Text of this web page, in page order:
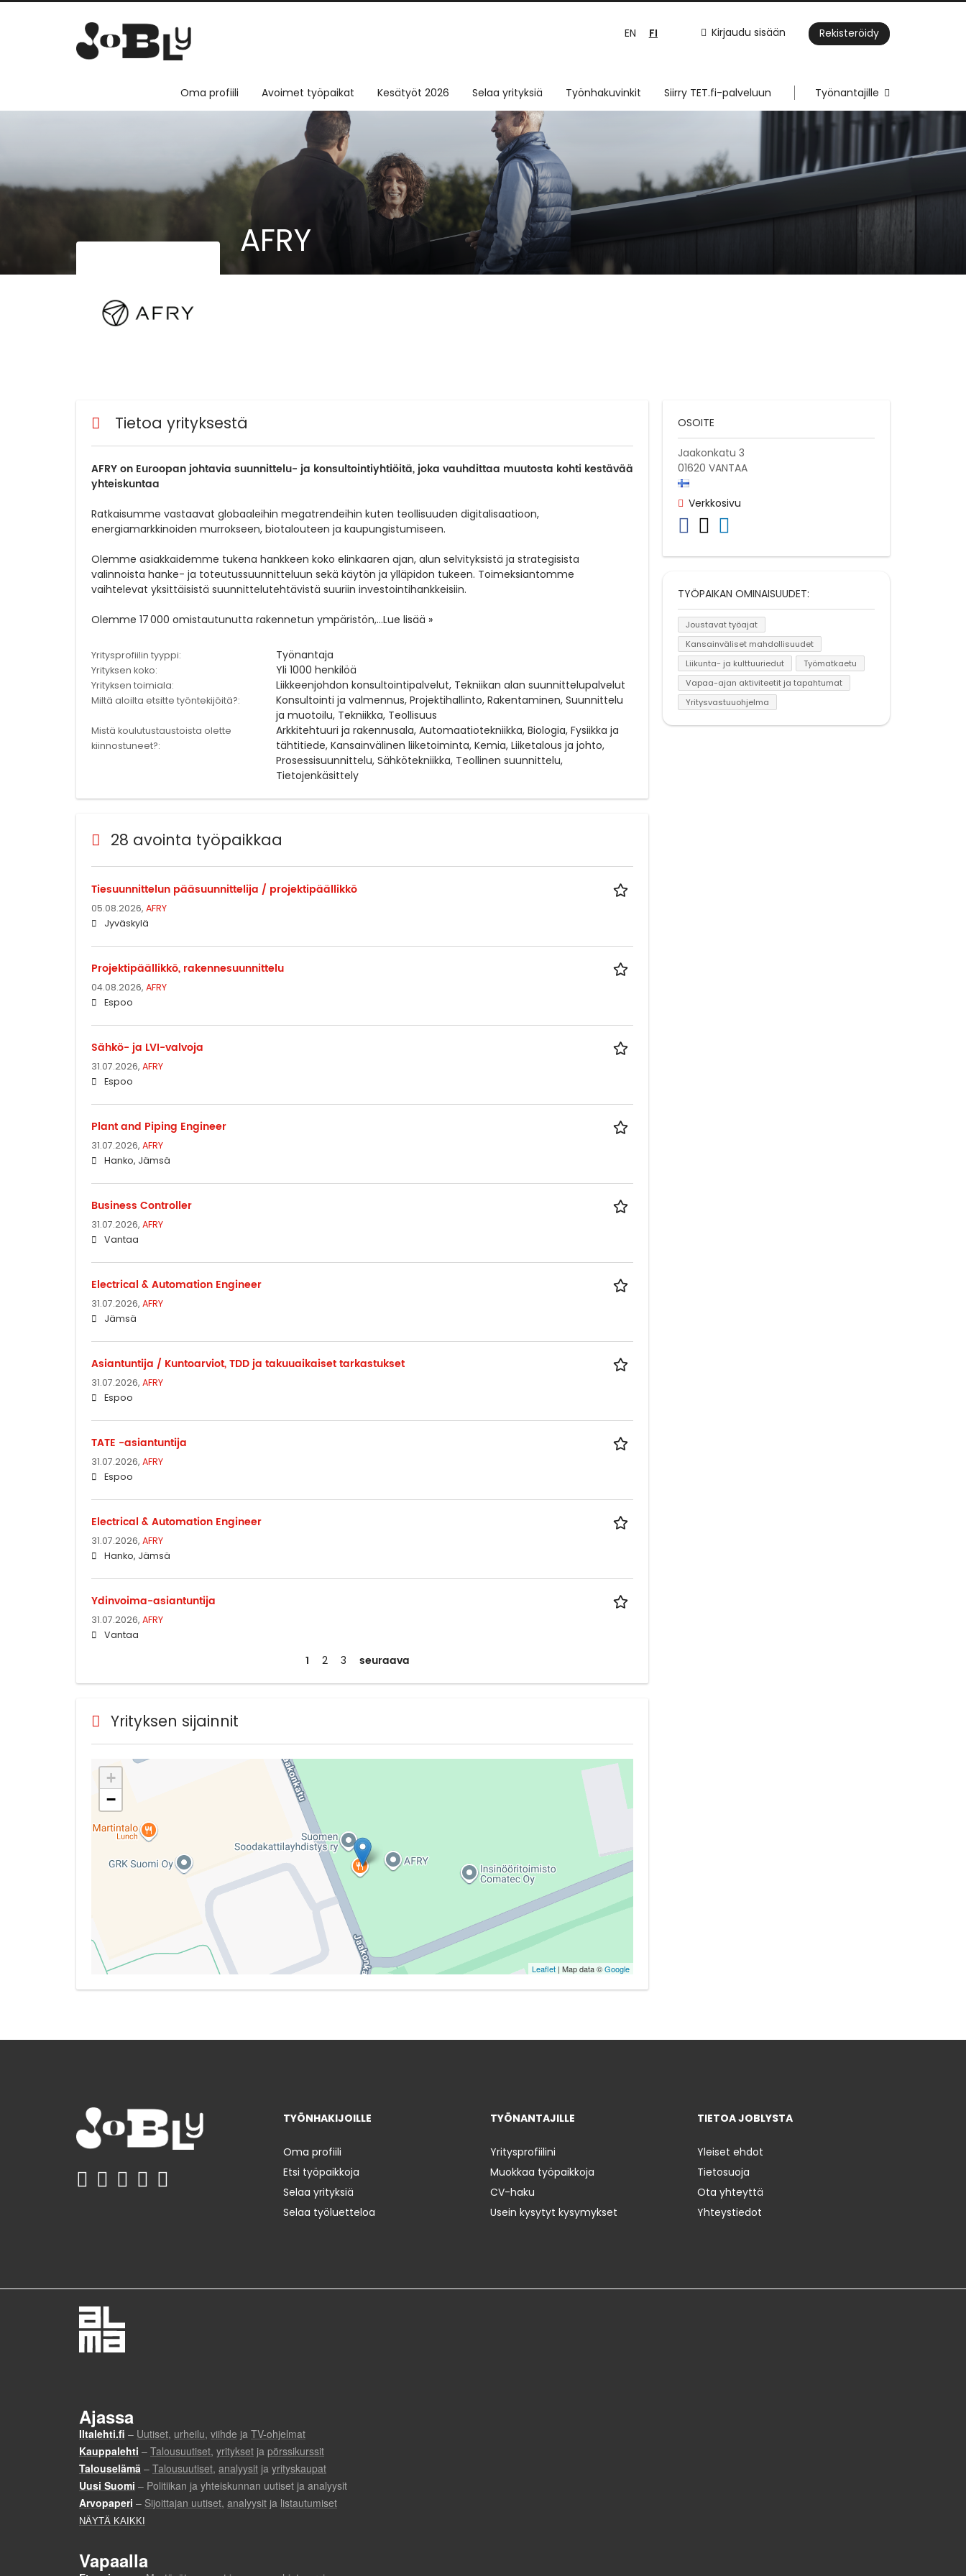
Kirjaudu sisään Rekisteröidy
EN FI
Oma profiili Avoimet työpaikat Kesätyöt 2026 Selaa yrityksiä Työnhakuvinkit Siirry TET.fi-palveluun Työnantajille
AFRY
Tietoa yrityksestä
AFRY on Euroopan johtavia suunnittelu- ja konsultointiyhtiöitä, joka vauhdittaa muutosta kohti kestävää
yhteiskuntaa
Ratkaisumme vastaavat globaaleihin megatrendeihin kuten teollisuuden digitalisaatioon,
energiamarkkinoiden murrokseen, biotalouteen ja kaupungistumiseen.
Olemme asiakkaidemme tukena hankkeen koko elinkaaren ajan, alun selvityksistä ja strategisista
valinnoista hanke- ja toteutussuunnitteluun sekä käytön ja ylläpidon tukeen. Toimeksiantomme
vaihtelevat yksittäisistä suunnittelutehtävistä suuriin investointihankkeisiin.
Olemme 17 000 omistautunutta rakennetun ympäristön,...Lue lisää »
Yritysprofiilin tyyppi: Työnantaja
Yrityksen koko: Yli 1000 henkilöä
Yrityksen toimiala: Liikkeenjohdon konsultointipalvelut, Tekniikan alan suunnittelupalvelut
Miltä aloilta etsitte työntekijöitä?:
Konsultointi ja valmennus, Projektihallinto, Rakentaminen, Suunnittelu
ja muotoilu, Tekniikka, Teollisuus
Mistä koulutustaustoista olette
kiinnostuneet?:
Arkkitehtuuri ja rakennusala, Automaatiotekniikka, Biologia, Fysiikka ja
tähtitiede, Kansainvälinen liiketoiminta, Kemia, Liiketalous ja johto,
Prosessisuunnittelu, Sähkötekniikka, Teollinen suunnittelu,
Tietojenkäsittely
28 avointa työpaikkaa
Tiesuunnittelun pääsuunnittelija / projektipäällikkö
05.08.2026, AFRY
Jyväskylä
Projektipäällikkö, rakennesuunnittelu
04.08.2026, AFRY
Espoo
Sähkö- ja LVI-valvoja
31.07.2026, AFRY
Espoo
Plant and Piping Engineer
31.07.2026, AFRY
Hanko, Jämsä
Business Controller
31.07.2026, AFRY
Vantaa
Electrical & Automation Engineer
31.07.2026, AFRY
Jämsä
Asiantuntija / Kuntoarviot, TDD ja takuuaikaiset tarkastukset
31.07.2026, AFRY
Espoo
TATE -asiantuntija
31.07.2026, AFRY
Espoo
Electrical & Automation Engineer
31.07.2026, AFRY
Hanko, Jämsä
Ydinvoima-asiantuntija
31.07.2026, AFRY
Vantaa
1 2 3 seuraava
Yrityksen sijainnit
+
−
Leaflet | Map data ©Google
OSOITE
Jaakonkatu 3
01620 VANTAA
Verkkosivu
TYÖPAIKAN OMINAISUUDET:
Joustavat työajat
Kansainväliset mahdollisuudet
Liikunta- ja kulttuuriedut
Työmatkaetu
Vapaa-ajan aktiviteetit ja tapahtumat
Yritysvastuuohjelma
TYÖNHAKIJOILLE
Oma profiili
Etsi työpaikkoja
Selaa yrityksiä
Selaa työluetteloa
TYÖNANTAJILLE
Yritysprofiilini
Muokkaa työpaikkoja
CV-haku
Usein kysytyt kysymykset
TIETOA JOBLYSTA
Yleiset ehdot
Tietosuoja
Ota yhteyttä
Yhteystiedot